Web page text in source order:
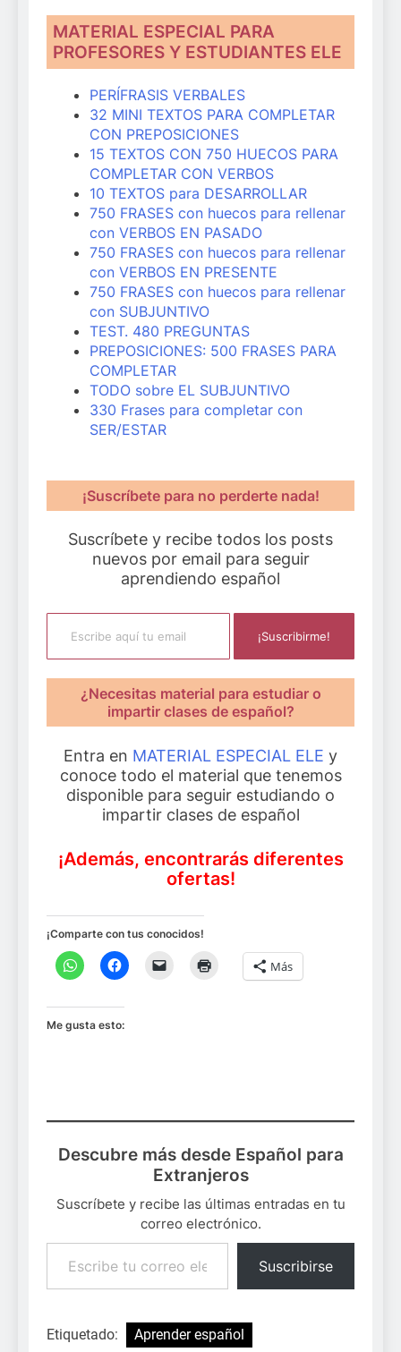
MATERIAL ESPECIAL PARA
PROFESORES Y ESTUDIANTES ELE
PERÍFRASIS VERBALES
32 MINI TEXTOS PARA COMPLETAR
CON PREPOSICIONES
15 TEXTOS CON 750 HUECOS PARA
COMPLETAR CON VERBOS
10 TEXTOS para DESARROLLAR
750 FRASES con huecos para rellenar
con VERBOS EN PASADO
750 FRASES con huecos para rellenar
con VERBOS EN PRESENTE
750 FRASES con huecos para rellenar
con SUBJUNTIVO
TEST. 480 PREGUNTAS
PREPOSICIONES: 500 FRASES PARA
COMPLETAR
TODO sobre EL SUBJUNTIVO
330 Frases para completar con
SER/ESTAR
¡Suscríbete para no perderte nada!
Suscríbete y recibe todos los posts
nuevos por email para seguir
aprendiendo español
Escribe aquí tu email
¡Suscribirme!
¿Necesitas material para estudiar o
impartir clases de español?
Entra en MATERIAL ESPECIAL ELE y
conoce todo el material que tenemos
disponible para seguir estudiando o
impartir clases de español
¡Además, encontrarás diferentes
ofertas!
¡Comparte con tus conocidos!
Más
Me gusta esto:
Descubre más desde Español para
Extranjeros
Suscríbete y recibe las últimas entradas en tu
correo electrónico.
Escribe tu correo electrónico…
Suscribirse
Etiquetado:
Aprender español